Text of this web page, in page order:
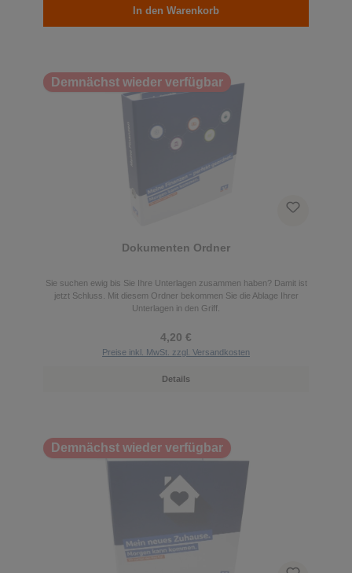
In den Warenkorb
Demnächst wieder verfügbar
Dokumenten Ordner
Sie suchen ewig bis Sie Ihre Unterlagen zusammen haben? Damit ist
jetzt Schluss. Mit diesem Ordner bekommen Sie die Ablage Ihrer
Unterlagen in den Griff.
4,20 €
Preise inkl. MwSt. zzgl. Versandkosten
Details
Demnächst wieder verfügbar